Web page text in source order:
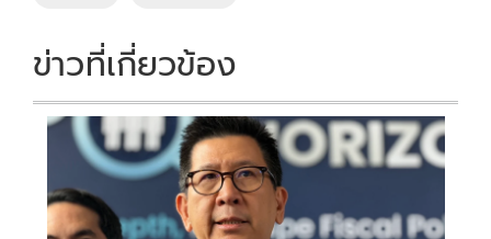
k k
ข่าวที่เกี่ยวข้อง